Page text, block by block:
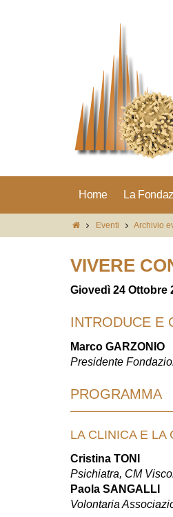
Home La
Eventi Archivio
VIVERE
Giovedì 24 Ottobre
INTRODUCE E
Marco GARZONIO
Presidente
PROGRAMMA
LA CLINICA E LA
Cristina TONI
Psichiatra, CM
Paola SANGALLI
Volontaria